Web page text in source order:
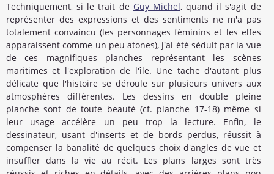
Techniquement, si le trait de Guy Michel, quand il s'agit de
représenter des expressions et des sentiments ne m'a pas
totalement convaincu (les personnages féminins et les elfes
apparaissent comme un peu atones), j'ai été séduit par la vue
de ces magnifiques planches représentant les scènes
maritimes et l'exploration de l'île. Une tache d'autant plus
délicate que l'histoire se déroule sur plusieurs univers aux
atmosphères différentes. Les dessins en double pleine
planche sont de toute beauté (cf. planche 17-18) même si
leur usage accélère un peu trop la lecture. Enfin, le
dessinateur, usant d'inserts et de bords perdus, réussit à
compenser la banalité de quelques choix d'angles de vue et
insuffler dans la vie au récit. Les plans larges sont très